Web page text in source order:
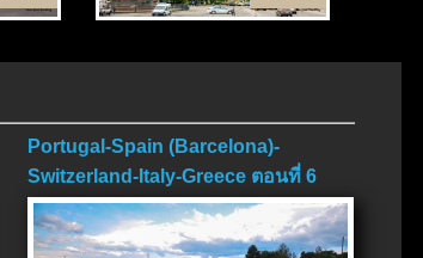
Portugal-Spain (Barcelona)-
Switzerland-Italy-Greece ตอนที่ 6
ตอนจบ